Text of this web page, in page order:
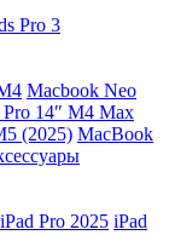
Pro 3
Macbook Neo
14″ M4 Max
(2025) MacBook
iPad Pro 2025 iPad